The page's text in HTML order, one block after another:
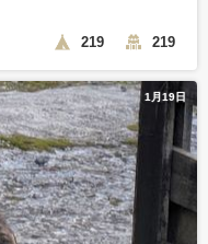
219 219
1月19日